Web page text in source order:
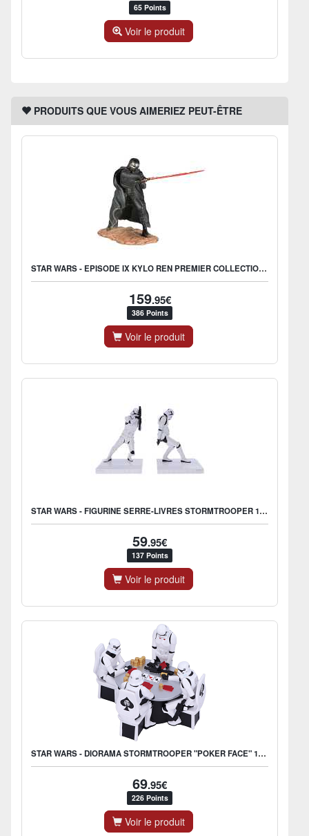
65 Points
Voir le produit
PRODUITS QUE VOUS AIMERIEZ PEUT-ÊTRE
STAR WARS - EPISODE IX KYLO REN PREMIER COLLECTION FIGURE 28CM
159.95€
386 Points
Voir le produit
STAR WARS - FIGURINE SERRE-LIVRES STORMTROOPER 18.5CM
59.95€
137 Points
Voir le produit
STAR WARS - DIORAMA STORMTROOPER "POKER FACE" 18.3CM
69.95€
226 Points
Voir le produit